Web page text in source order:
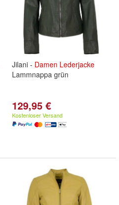
Jilani - Damen Lederjacke
Lammnappa grün
129,95 €
Kostenloser Versand